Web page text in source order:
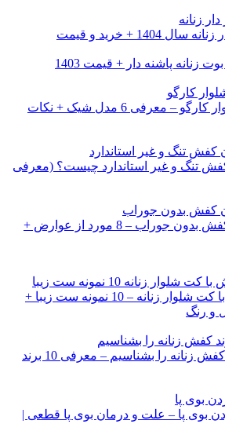
+ خرید و قیمت
زنانه پاشنه دار + قیمت 1403
کفش مناسب شلوار کارگو – معرفی 6 مدل شیک + نکات
تنگ و غیر استاندارد چیست؟ (معرفی
عوارض پوشیدن کفش بدون جوراب – 8 مورد از عوارض +
ست کردن کفش با کت شلوار زنانه – 10 نمونه ست زیبا +
و رنگ
محبوب ترین برند کفش زنانه را بشناسیم – معرفی 10 برند
بوی پا – علت و درمان بوی پا قطعی |